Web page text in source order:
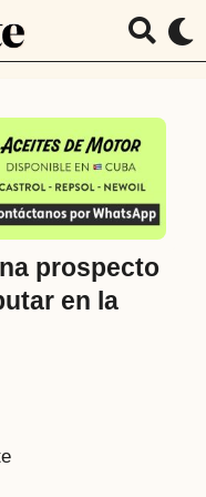
prospecto
en la